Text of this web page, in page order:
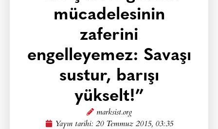
mücadelesinin
zaferini
engelleyemez: Savaşı
sustur, barışı
yükselt!”
marksist.org
Yayın tarihi: 20 Temmuz 2015, 03:35